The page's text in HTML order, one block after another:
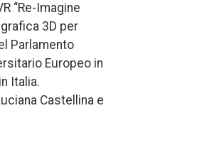
“Re-Imagine
3D per
Parlamento
Europeo in
Italia.
Castellina e